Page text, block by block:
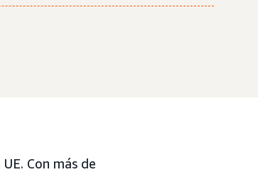
Con más de